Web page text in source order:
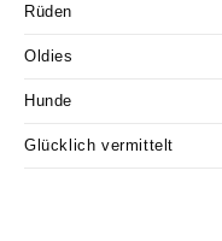
Rüden
Oldies
Hunde
Glücklich vermittelt